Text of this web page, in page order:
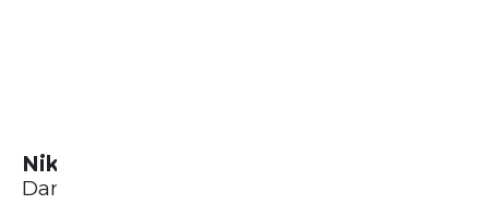
Nike Pegasus Plus
Damen